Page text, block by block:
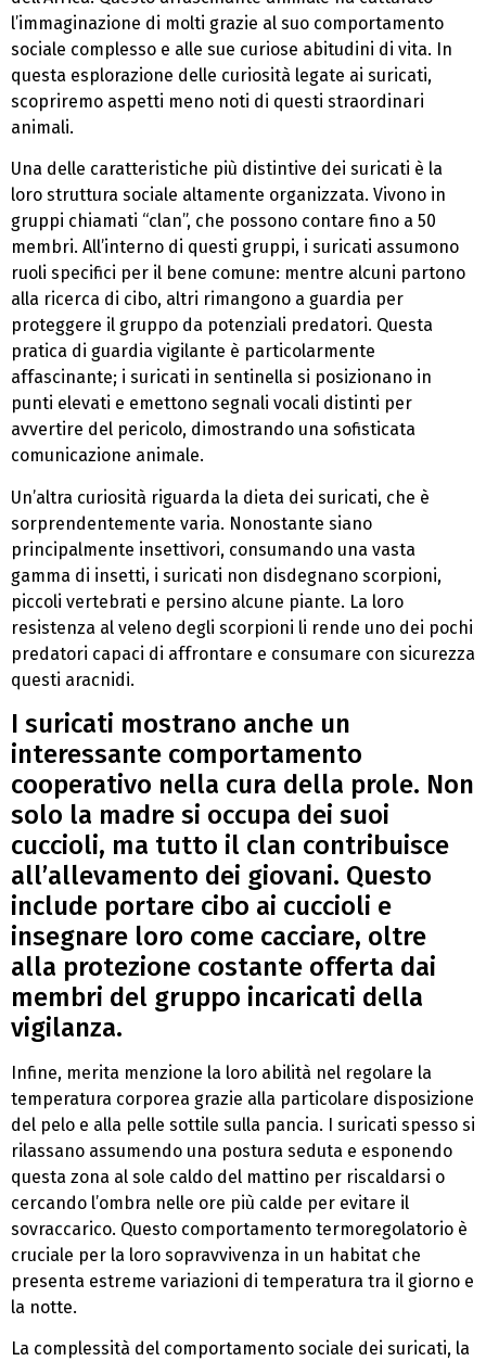
l’immaginazione di molti grazie al suo comportamento
sociale complesso e alle sue curiose abitudini di vita. In
questa esplorazione delle curiosità legate ai suricati,
scopriremo aspetti meno noti di questi straordinari
animali.
Una delle caratteristiche più distintive dei suricati è la
loro struttura sociale altamente organizzata. Vivono in
gruppi chiamati “clan”, che possono contare fino a 50
membri. All’interno di questi gruppi, i suricati assumono
ruoli specifici per il bene comune: mentre alcuni partono
alla ricerca di cibo, altri rimangono a guardia per
proteggere il gruppo da potenziali predatori. Questa
pratica di guardia vigilante è particolarmente
affascinante; i suricati in sentinella si posizionano in
punti elevati e emettono segnali vocali distinti per
avvertire del pericolo, dimostrando una sofisticata
comunicazione animale.
Un’altra curiosità riguarda la dieta dei suricati, che è
sorprendentemente varia. Nonostante siano
principalmente insettivori, consumando una vasta
gamma di insetti, i suricati non disdegnano scorpioni,
piccoli vertebrati e persino alcune piante. La loro
resistenza al veleno degli scorpioni li rende uno dei pochi
predatori capaci di affrontare e consumare con sicurezza
questi aracnidi.
I suricati mostrano anche un
interessante comportamento
cooperativo nella cura della prole. Non
solo la madre si occupa dei suoi
cuccioli, ma tutto il clan contribuisce
all’allevamento dei giovani. Questo
include portare cibo ai cuccioli e
insegnare loro come cacciare, oltre
alla protezione costante offerta dai
membri del gruppo incaricati della
vigilanza.
Infine, merita menzione la loro abilità nel regolare la
temperatura corporea grazie alla particolare disposizione
del pelo e alla pelle sottile sulla pancia. I suricati spesso si
rilassano assumendo una postura seduta e esponendo
questa zona al sole caldo del mattino per riscaldarsi o
cercando l’ombra nelle ore più calde per evitare il
sovraccarico. Questo comportamento termoregolatorio è
cruciale per la loro sopravvivenza in un habitat che
presenta estreme variazioni di temperatura tra il giorno e
la notte.
La complessità del comportamento sociale dei suricati, la